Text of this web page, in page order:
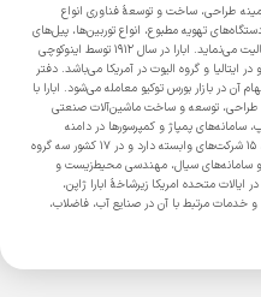
طراحی، ساخت و توسعهٔ فناوری انواع
تهویه مطبوع، انواع توربین‌ها، پیل‌های
سوختی، برج‌های خنک‌کننده و رآکتورهای هسته‌ای فعالیت می‌نماید. ابارا در سال ۱۹۱۲ توسط اینوکوچی
ایتالیا و گروه الیوت در آمریکا می‌باشد. دفتر
آن در بازار بورس توکیو معامله می‌شود. ابارا با
توسعه و ساخت ماشین‌آلات صنعتی
سامانه‌های پمپاژ و کمپرسورها در دامنه
گسترده‌ای از کاربردها دارد. ابارا اکنون ۱۰۴ شرکت تابعه، ۱۵ شرکت‌های وابسته دارد و در ۱۷ کشور سه گروه
و سامانه‌های سیال، مهندسی محیط‌زیست و
متحده امریکا زیرشاخهٔ ابارا ژاپن،
خدمات مرتبط با آن در صنایع آب، فاضلاب،